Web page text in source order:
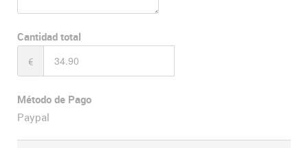
Cantidad total
€
Método de Pago
Paypal